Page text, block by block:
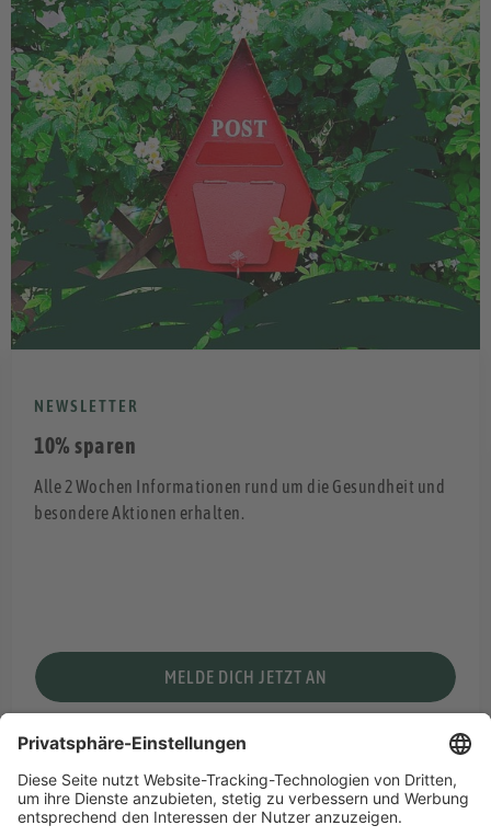
NEWSLETTER
10% sparen
Alle 2 Wochen Informationen rund um die Gesundheit und
besondere Aktionen erhalten.
MELDE DICH JETZT AN